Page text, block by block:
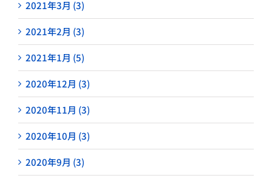
2021年3月 (3)
2021年2月 (3)
2021年1月 (5)
2020年12月 (3)
2020年11月 (3)
2020年10月 (3)
2020年9月 (3)